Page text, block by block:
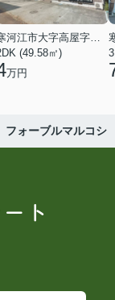
(49.58㎡)
万円
フォーブルマルコシ
ト